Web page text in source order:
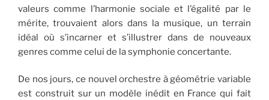
valeurs comme l’harmonie sociale et l’égalité par le
mérite, trouvaient alors dans la musique, un terrain
idéal où s’incarner et s’illustrer dans de nouveaux
genres comme celui de la symphonie concertante.
De nos jours, ce nouvel orchestre à géométrie variable
est construit sur un modèle inédit en France qui fait